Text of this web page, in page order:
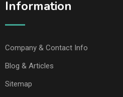
Information
Company & Contact Info
Blog & Articles
Sitemap